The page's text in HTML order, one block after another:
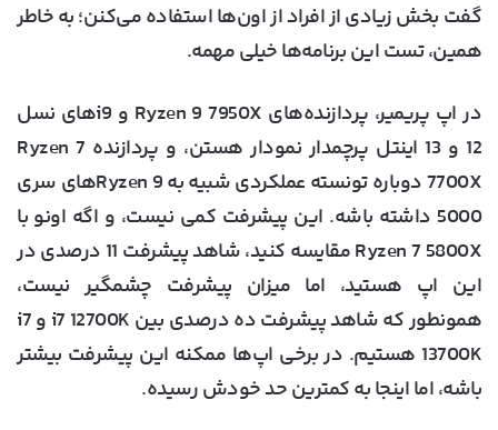
گفت بخش زیادی از افراد از اون‌ها استفاده می‌کنن؛ به خاطر
همین، تست این برنامه‌ها خیلی مهمه.
در اپ پریمیر، پردازنده‌های Ryzen 9 7950X و i9های نسل
12 و 13 اینتل پرچمدار نمودار هستن، و پردازنده Ryzen 7
7700X دوباره تونسته عملکردی شبیه به Ryzen 9‌های سری
5000 داشته باشه. این پیشرفت کمی نیست، و اگه اونو با
Ryzen 7 5800X مقایسه کنید، شاهد پیشرفت 11 درصدی در
این اپ هستید، اما میزان پیشرفت چشمگیر نیست،
همونطور که شاهد پیشرفت ده درصدی بین i7 12700K و i7
13700K هستیم. در برخی اپ‌ها ممکنه این پیشرفت بیشتر
باشه، اما اینجا به کمترین حد خودش رسیده.